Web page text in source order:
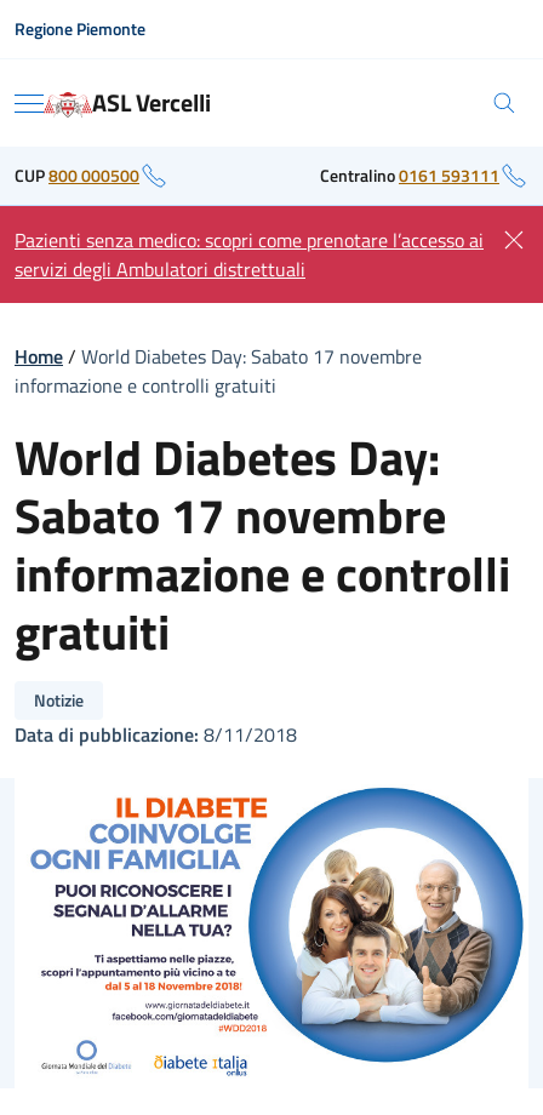
Regione Piemonte
Menu ASL Vercelli
CUP800 000500 Centralino0161 593111
Pazienti senza medico: scopri come prenotare l’accesso ai
servizi degli Ambulatori distrettuali
Home/ World Diabetes Day: Sabato 17 novembre
informazione e controlli gratuiti
World Diabetes Day:
Sabato 17 novembre
informazione e controlli
gratuiti
Notizie
Data di pubblicazione: 8/11/2018